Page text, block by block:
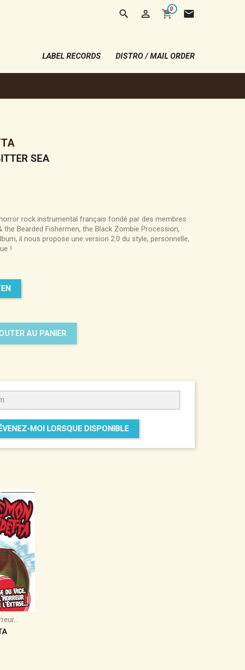
mail
shopping_cart
0


LABEL RECORDS DISTRO / MAIL ORDER
SEA
rock instrumental français fondé par des membres
the Bearded Fishermen, the Black Zombie Procession,
il nous propose une version 2.0 du style, personnelle,
!
AU PANIER
MOI LORSQUE DISPONIBLE